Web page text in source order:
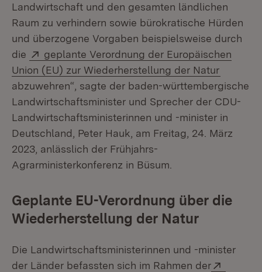
Landwirtschaft und den gesamten ländlichen
Raum zu verhindern sowie bürokratische Hürden
und überzogene Vorgaben beispielsweise durch
die
Extern:
geplante Verordnung der Europäischen
Union (EU) zur Wiederherstellung der Natur
abzuwehren“, sagte der baden-württembergische
Landwirtschaftsminister und Sprecher der CDU-
Landwirtschaftsministerinnen und -minister in
Deutschland, Peter Hauk, am Freitag, 24. März
2023, anlässlich der Frühjahrs-
Agrarministerkonferenz in Büsum.
Geplante EU-Verordnung über die
Wiederherstellung der Natur
Die Landwirtschaftsministerinnen und -minister
der Länder befassten sich im Rahmen der